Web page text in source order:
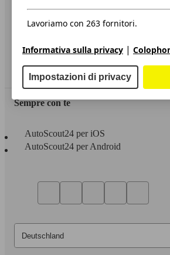
Privacy
Dichiarazione di Accessibilità
Servizi
Area rivenditori
Sempre con te
AutoScout24 per iOS
AutoScout24 per Android
Lavoriamo con 263 fornitori.
Informativa sulla privacy |
Impostazioni di privacy